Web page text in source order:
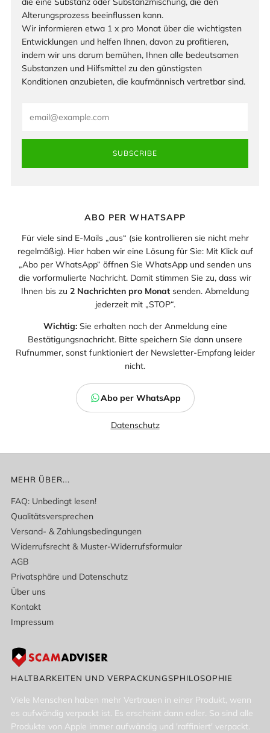
Alterungsprozess beeinflussen kann.
Wir informieren etwa 1 x pro Monat über die wichtigsten
Entwicklungen und helfen Ihnen, davon zu profitieren,
indem wir uns darum bemühen, Ihnen alle bedeutsamen
Substanzen und Hilfsmittel zu den günstigsten
Konditionen anzubieten, die kaufmännisch vertretbar sind.
SUBSCRIBE
ABO PER WHATSAPP
Für viele sind E-Mails „aus“ (sie kontrollieren sie nicht mehr
regelmäßig). Hier haben wir eine Lösung für Sie: Mit Klick auf
„Abo per WhatsApp“ öffnen Sie WhatsApp und senden uns
die vorformulierte Nachricht. Damit stimmen Sie zu, dass wir
Ihnen bis zu 2 Nachrichten pro Monat senden. Abmeldung
jederzeit mit „STOP“.
Wichtig:Sie erhalten nach der Anmeldung eine
Bestätigungsnachricht. Bitte speichern Sie dann unsere
Rufnummer, sonst funktioniert der Newsletter-Empfang leider
nicht.
Abo per WhatsApp
Datenschutz
MEHR ÜBER...
FAQ: Unbedingt lesen!
Qualitätsversprechen
Versand- & Zahlungsbedingungen
Widerrufsrecht & Muster-Widerrufsformular
AGB
Privatsphäre und Datenschutz
Über uns
Kontakt
Impressum
HALTBARKEITEN UND VERPACKUNGSPHILOSOPHIE
Viele Menschen haben mehr Vertrauen in einer Produkt, wenn
es aufwändig verpackt ist. Es erscheint dann edler. So sind alle
Produkte von Apple immer aufwändig und 'raffiniert' verpackt.